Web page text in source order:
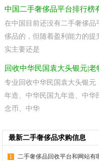
中国二手奢侈品平台排行榜
在中国目前还没有二手奢侈
侈品的，但随着盈利能力的
实主要还是
回收中华民国袁大头银元|老
专业回收中华民国袁大头银
年造、中华民国九年造、中
念币、中华
最新二手奢侈品求购信息
二手奢侈品回收平台和网站有